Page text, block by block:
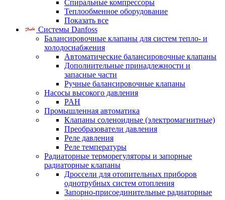
Спиральные компрессоры
Теплообменное оборудование
Показать все
Системы Danfoss
Балансировочные клапаны для систем тепло- и
холодоснабжения
Автоматические балансировочные клапаны
Дополнительные принадлежности и
запасные части
Ручные балансировочные клапаны
Насосы высокого давления
PAH
Промышленная автоматика
Клапаны соленоидные (электромагнитные)
Преобразователи давления
Реле давления
Реле температуры
Радиаторные терморегуляторы и запорные
радиаторные клапаны
Дроссели для отопительных приборов
однотрубных систем отопления
Запорно-присоединительные радиаторные